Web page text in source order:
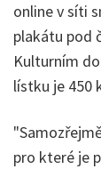
online v síti
plakátu pod
Kulturním
lístku je 450
pro které je